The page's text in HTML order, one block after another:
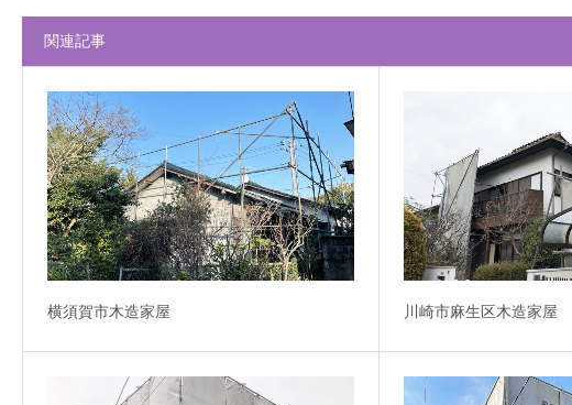
関連記事
横須賀市木造家屋 川崎市麻生区木造家屋